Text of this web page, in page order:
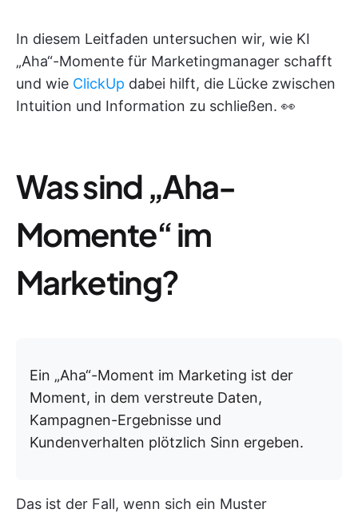
In diesem Leitfaden untersuchen wir, wie KI
„Aha“-Momente für Marketingmanager schafft
und wie ClickUp dabei hilft, die Lücke zwischen
Intuition und Information zu schließen. 👀
Was sind „Aha-
Momente“ im
Marketing?
Ein „Aha“-Moment im Marketing ist der
Moment, in dem verstreute Daten,
Kampagnen-Ergebnisse und
Kundenverhalten plötzlich Sinn ergeben.
Das ist der Fall, wenn sich ein Muster